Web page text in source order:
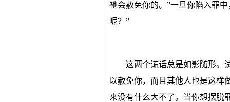
祂会赦免你的。”一旦你陷入罪
呢？”
这两个谎话总是如影随形。
以赦免你，而且其他人也是这样
来没有什么大不了。当你想摆脱